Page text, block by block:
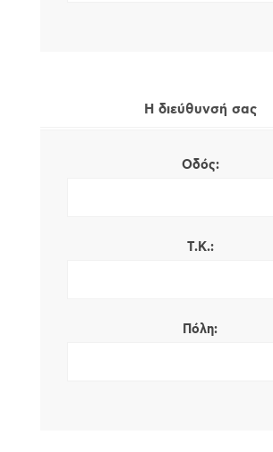
Η διεύθυνσή σας
Οδός:
Τ.Κ.:
Πόλη: